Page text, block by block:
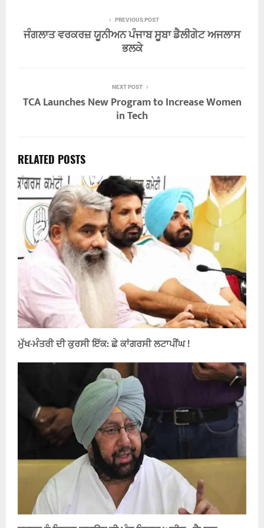
PREVIOUS POST
ਜੰਗਲਾਤ ਵਰਕਰਜ਼ ਯੂਨੀਅਨ ਪੰਜਾਬ ਸੂਬਾ ਡੈਲੀਗੇਟ ਅਜਲਾਸ
ਭਲਕੇ
NEXT POST
TCA Launches New Program to Increase Women
in Tech
RELATED POSTS
ਮੁੱਖ-ਮੰਤਰੀ ਦੀ ਕੁਰਸੀ ਇੱਕ: ਛੇ ਕਾਂਗਰਸੀ ਲਟਾਪੀਂਘ !